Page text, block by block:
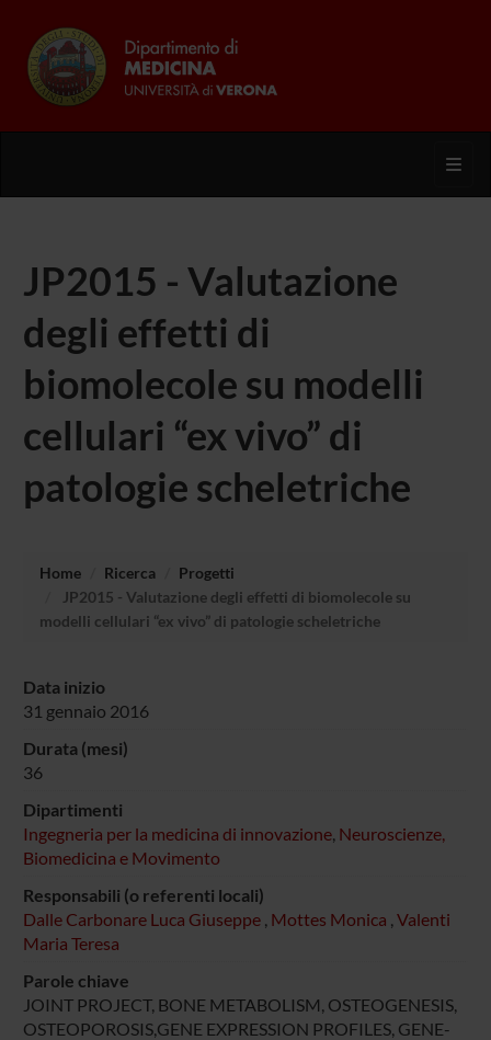
JP2015 - Valutazione
degli effetti di
biomolecole su modelli
cellulari “ex vivo” di
patologie scheletriche
Home Ricerca
Progetti
JP2015 - Valutazione degli effetti di biomolecole su
modelli cellulari “ex vivo” di patologie scheletriche
Data inizio
31 gennaio 2016
Durata (mesi)
36
Dipartimenti
Ingegneria per la medicina di innovazione, Neuroscienze,
Biomedicina e Movimento
Responsabili (o referenti locali)
Dalle Carbonare Luca Giuseppe , Mottes Monica , Valenti
Maria Teresa
Parole chiave
JOINT PROJECT, BONE METABOLISM, OSTEOGENESIS,
OSTEOPOROSIS,GENE EXPRESSION PROFILES, GENE-